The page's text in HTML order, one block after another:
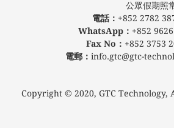
公眾假期照常
電話： +852 2782
WhatsApp： +852
Fax No： +852 3753
電郵： info.gtc@gtc-
Copyright © 2020, GTC Technology,